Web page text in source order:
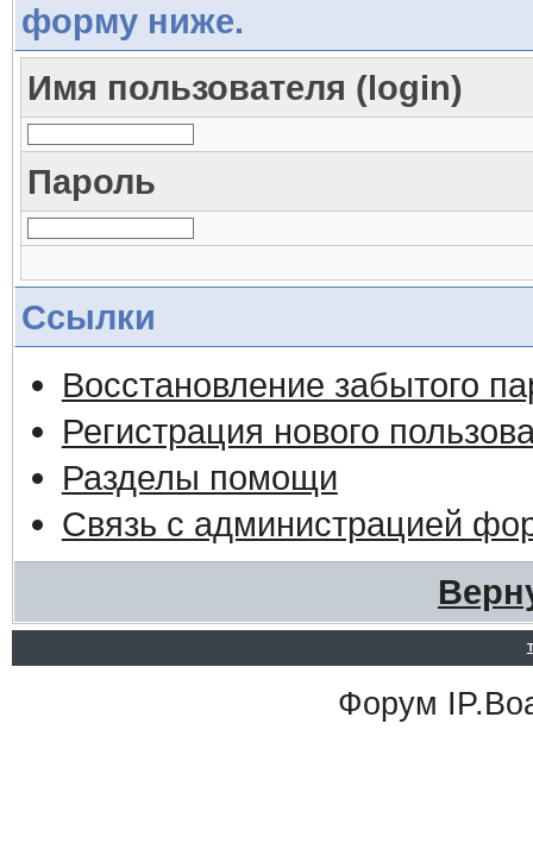
форму ниже.
Имя пользователя (login)
Пароль
Ссылки
Восстановление забытого
Регистрация нового
Разделы помощи
Связь с администрацией
Форум